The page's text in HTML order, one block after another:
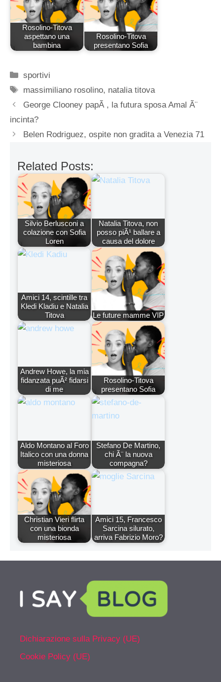
Rosolino-Titova
aspettano una
bambina
Rosolino-Titova
presentano Sofia
Categorie
sportivi
Tag
massimiliano rosolino, natalia titova
George Clooney papÃ , la futura sposa Amal Ã¨
incinta?
Belen Rodriguez, ospite non gradita a Venezia 71
Related Posts:
Silvio Berlusconi a
colazione con Sofia
Loren
Natalia Titova, non
posso piÃ¹ ballare a
causa del dolore
Amici 14, scintille tra
Kledi Kladiu e Natalia
Titova
Le future mamme VIP
Andrew Howe, la mia
fidanzata puÃ² fidarsi
di me
Rosolino-Titova
presentano Sofia
Aldo Montano al Foro
Italico con una donna
misteriosa
Stefano De Martino,
chi Ã¨ la nuova
compagna?
Christian Vieri flirta
con una bionda
misteriosa
Amici 15, Francesco
Sarcina silurato,
arriva Fabrizio Moro?
Dichiarazione sulla Privacy (UE)
Cookie Policy (UE)